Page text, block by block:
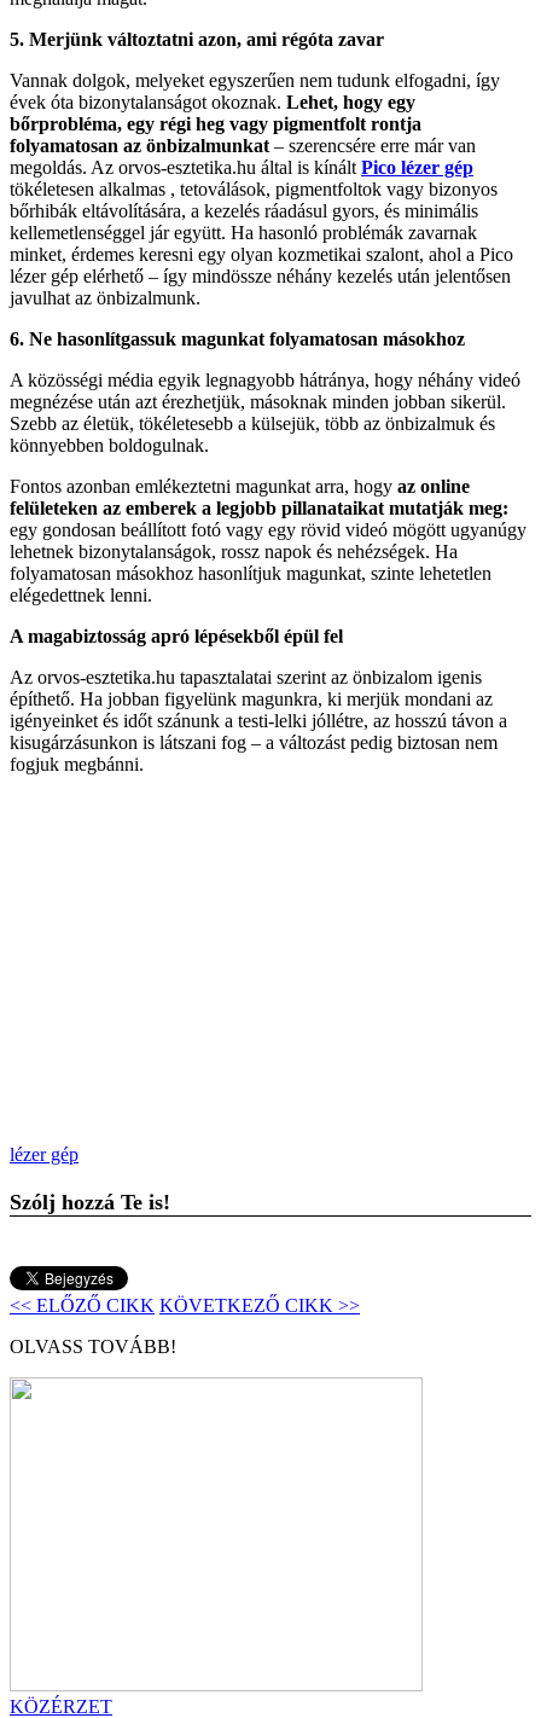
5. Merjünk változtatni azon, ami régóta zavar
Vannak dolgok, melyeket egyszerűen nem tudunk elfogadni, így
évek óta bizonytalanságot okoznak. Lehet, hogy egy
bőrprobléma, egy régi heg vagy pigmentfolt rontja
folyamatosan az önbizalmunkat – szerencsére erre már van
megoldás. Az orvos-esztetika.hu által is kínált Pico lézer gép
tökéletesen alkalmas , tetoválások, pigmentfoltok vagy bizonyos
bőrhibák eltávolítására, a kezelés ráadásul gyors, és minimális
kellemetlenséggel jár együtt. Ha hasonló problémák zavarnak
minket, érdemes keresni egy olyan kozmetikai szalont, ahol a Pico
lézer gép elérhető – így mindössze néhány kezelés után jelentősen
javulhat az önbizalmunk.
6. Ne hasonlítgassuk magunkat folyamatosan másokhoz
A közösségi média egyik legnagyobb hátránya, hogy néhány videó
megnézése után azt érezhetjük, másoknak minden jobban sikerül.
Szebb az életük, tökéletesebb a külsejük, több az önbizalmuk és
könnyebben boldogulnak.
Fontos azonban emlékeztetni magunkat arra, hogy az online
felületeken az emberek a legjobb pillanataikat mutatják meg:
egy gondosan beállított fotó vagy egy rövid videó mögött ugyanúgy
lehetnek bizonytalanságok, rossz napok és nehézségek. Ha
folyamatosan másokhoz hasonlítjuk magunkat, szinte lehetetlen
elégedettnek lenni.
A magabiztosság apró lépésekből épül fel
Az orvos-esztetika.hu tapasztalatai szerint az önbizalom igenis
építhető. Ha jobban figyelünk magunkra, ki merjük mondani az
igényeinket és időt szánunk a testi-lelki jóllétre, az hosszú távon a
kisugárzásunkon is látszani fog – a változást pedig biztosan nem
fogjuk megbánni.
lézer gép
Szólj hozzá Te is!
<< ELŐZŐ CIKK KÖVETKEZŐ CIKK >>
OLVASS TOVÁBB!
KÖZÉRZET